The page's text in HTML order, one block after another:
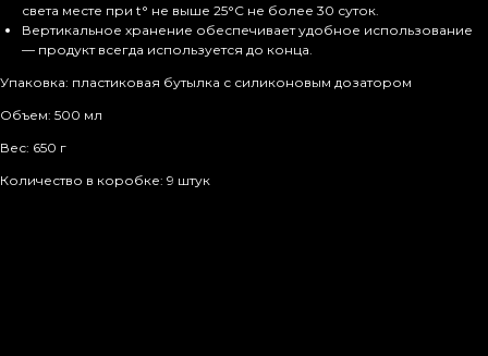
света месте при t° не выше 25°С не более 30 суток.
Вертикальное хранение обеспечивает удобное использование
— продукт всегда используется до конца.
Упаковка: пластиковая бутылка с силиконовым дозатором
Объем: 500 мл
Вес: 650 г
Количество в коробке: 9 штук